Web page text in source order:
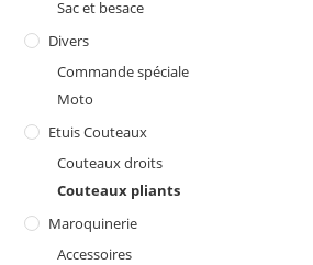
Sac et besace
Divers
Commande spéciale
Moto
Etuis Couteaux
Couteaux droits
Couteaux pliants
Maroquinerie
Accessoires